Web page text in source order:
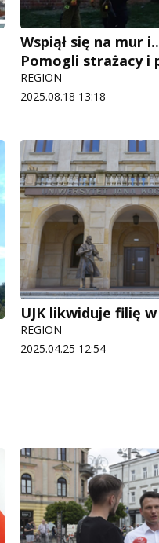
Wspiął się na mur
Pomogli strażacy i
REGION
2025.08.18 13:18
UJK likwiduje filię
REGION
2025.04.25 12:54